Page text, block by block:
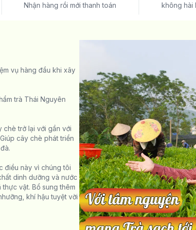
Nhận hàng rồi mới thanh toán
không hài
vụ hàng đầu khi xây
trà Thái Nguyên
chè trở lại với gần với
cây chè phát triển
điều này vì chúng tôi
dinh dưỡng và nước
vật. Bổ sung thêm
khí hậu tuyệt vời